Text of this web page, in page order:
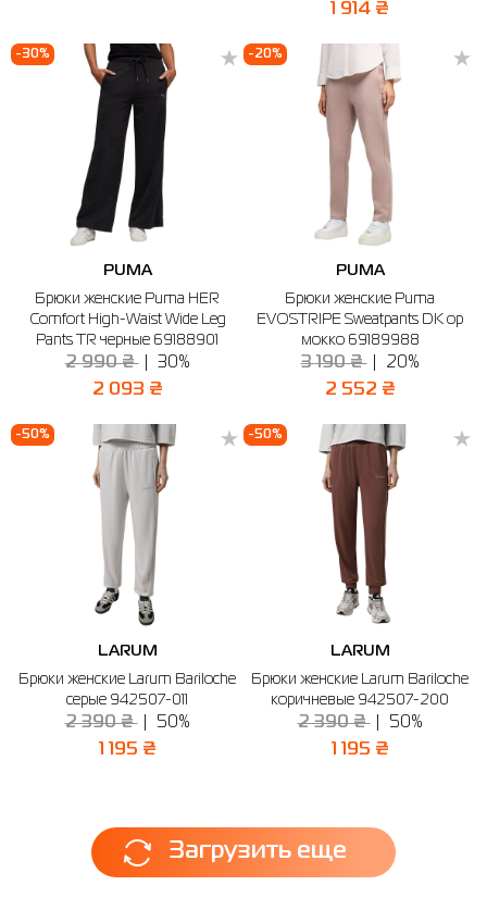
1 914 ₴
-30%
PUMA
Брюки женские Puma HER
Comfort High-Waist Wide Leg
Pants TR черные 69188901
2 990 ₴ 30%
2 093 ₴
-20%
PUMA
Брюки женские Puma
EVOSTRIPE Sweatpants DK op
мокко 69189988
3 190 ₴ 20%
2 552 ₴
-50%
LARUM
Брюки женские Larum Bariloche
серые 942507-011
2 390 ₴ 50%
1 195 ₴
-50%
LARUM
Брюки женские Larum Bariloche
коричневые 942507-200
2 390 ₴ 50%
1 195 ₴
Загрузить еще